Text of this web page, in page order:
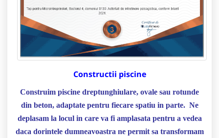
Constructii piscine
Construim piscine dreptunghiulare, ovale sau rotunde
din beton, adaptate pentru fiecare spatiu in parte. Ne
deplasam la locul in care va fi amplasata pentru a vedea
daca dorintele dumneavoastra ne permit sa transformam